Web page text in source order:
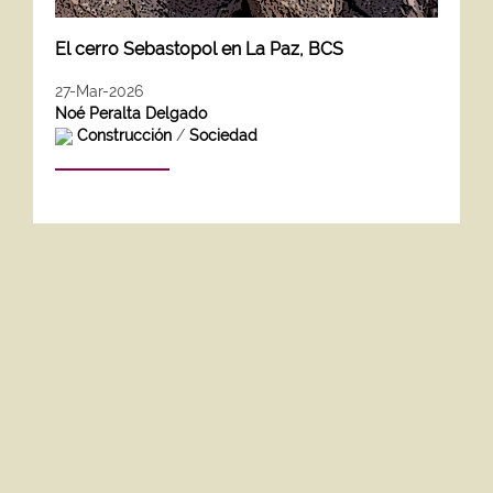
El cerro Sebastopol en La Paz, BCS
27-Mar-2026
Noé Peralta Delgado
Construcción / Sociedad